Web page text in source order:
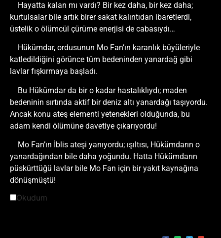
Hayatta kalan mı vardı? Bir kez daha, bir kez daha;
kurtulsalar bile artık birer sakat kalıntıdan ibaretlerdi,
üstelik o ölümcül çürüme enerjisi de cabasıydı…
Hükümdar, ordusunun Mo Fan’ın karanlık büyüleriyle
katledildiğini görünce tüm bedeninden yanardağ gibi
lavlar fışkırmaya başladı.
Bu Hükümdar da bir o kadar hastalıklıydı; maden
bedeninin sırtında aktif bir deniz altı yanardağı taşıyordu.
Ancak konu ateş elementi yetenekleri olduğunda, bu
adam kendi ölümüne davetiye çıkarıyordu!
Mo Fan’ın İblis ateşi yanıyordu; ışıltısı, Hükümdarın o
yanardağından bile daha yoğundu. Hatta Hükümdarın
püskürttüğü lavlar bile Mo Fan için bir yakıt kaynağına
dönüşmüştü!
Okudum